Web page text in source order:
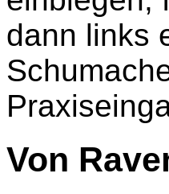
dann links
Von